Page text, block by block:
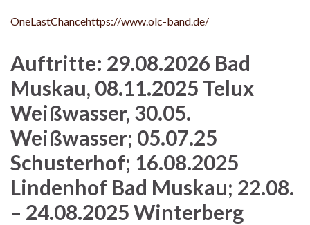
OneLastChancehttps://www.olc-band.de/
Auftritte: 29.08.2026 Bad
Muskau, 08.11.2025 Telux
Weißwasser, 30.05.
Weißwasser; 05.07.25
Schusterhof; 16.08.2025
Lindenhof Bad Muskau; 22.08.
– 24.08.2025 Winterberg